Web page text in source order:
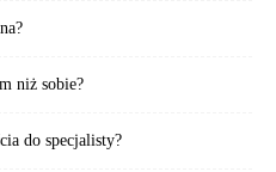
niż sobie?
do specjalisty?